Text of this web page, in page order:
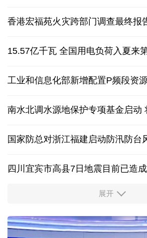
香港宏福苑火灾跨部门调查最终报
15.57亿千瓦 全国用电负荷入夏来
工业和信息化部新增配置P频段资
南水北调水源地保护专项基金启动
国家防总对浙江福建启动防汛防台
四川宜宾市高县7日地震目前已造
四个关键词解读中国经济韧性
球票撬动全城消费 赛事经济如何将
展开